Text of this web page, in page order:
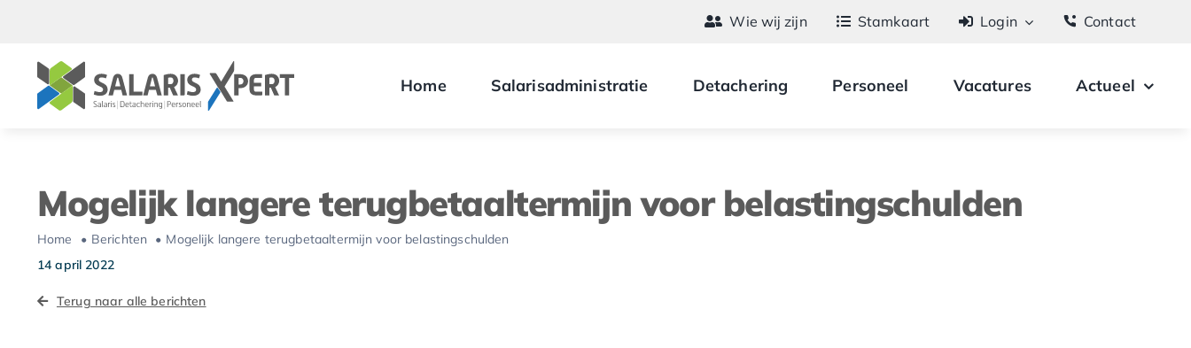
inhoud
Wie wij zijn Stamkaart Login Contact
Home Salarisadministratie Detachering Personeel Vacatures Actueel
Mogelijk langere terugbetaaltermijn voor belastingschulden
Home Berichten
Mogelijk langere terugbetaaltermijn voor belastingschulden
14 april 2022
Terug naar alle berichten